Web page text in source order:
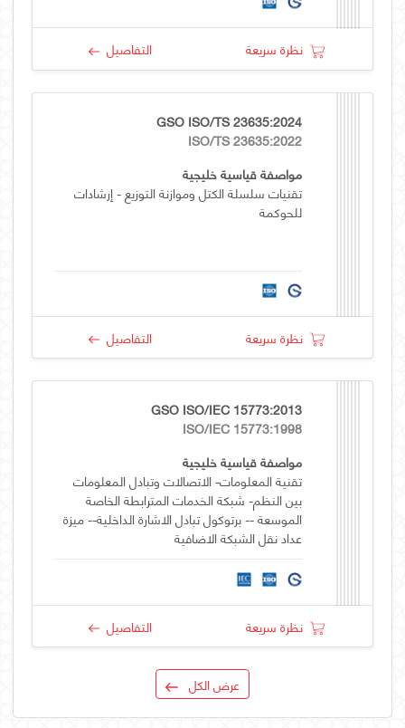
نظرة سريعة التفاصيل
GSO ISO/TS 23635:2024
ISO/TS 23635:2022
مواصفة قياسية خليجية
تقنيات سلسلة الكتل وموازنة التوزيع - إرشادات
للحوكمة
نظرة سريعة التفاصيل
GSO ISO/IEC 15773:2013
ISO/IEC 15773:1998
مواصفة قياسية خليجية
تقنية المعلومات- الاتصالات وتبادل المعلومات
بين النظم- شبكة الخدمات المترابطة الخاصة
الموسعة -- برتوكول تبادل الاشارة الداخلية-- ميزة
عداد نقل الشبكة الاضافية
نظرة سريعة التفاصيل
عرض الكل